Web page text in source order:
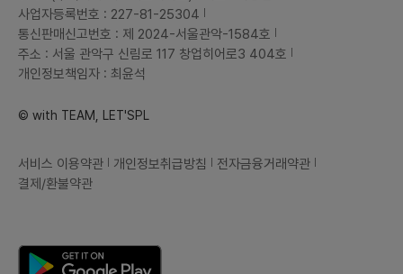
사업자등록번호 : 227-81-25304
통신판매신고번호 : 제 2024-서울관악-1584호
주소 : 서울 관악구 신림로 117 창업히어로3 404호
개인정보책임자 : 최윤석
© with TEAM, LET'SPL
서비스 이용약관 개인정보취급방침
전자금융거래약관
결제/환불약관